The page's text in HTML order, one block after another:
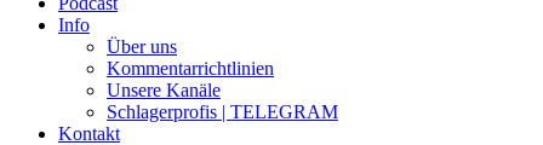
Info
Über uns
Kommentarrichtlinien
Unsere Kanäle
Schlagerprofis | TELEGRAM
Kontakt